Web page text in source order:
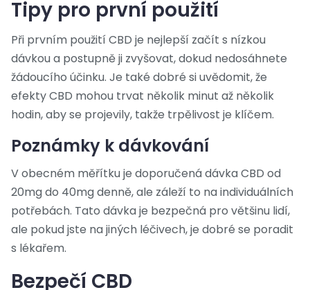
Tipy pro první použití
Při prvním použití CBD je nejlepší začít s nízkou
dávkou a postupně ji zvyšovat, dokud nedosáhnete
žádoucího účinku. Je také dobré si uvědomit, že
efekty CBD mohou trvat několik minut až několik
hodin, aby se projevily, takže trpělivost je klíčem.
Poznámky k dávkování
V obecném měřítku je doporučená dávka CBD od
20mg do 40mg denně, ale záleží to na individuálních
potřebách. Tato dávka je bezpečná pro většinu lidí,
ale pokud jste na jiných léčivech, je dobré se poradit
s lékařem.
Bezpečí CBD